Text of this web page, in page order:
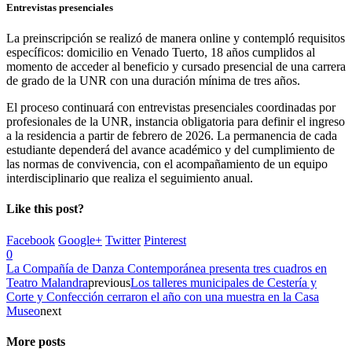
Entrevistas presenciales
La preinscripción se realizó de manera online y contempló requisitos
específicos: domicilio en Venado Tuerto, 18 años cumplidos al
momento de acceder al beneficio y cursado presencial de una carrera
de grado de la UNR con una duración mínima de tres años.
El proceso continuará con entrevistas presenciales coordinadas por
profesionales de la UNR, instancia obligatoria para definir el ingreso
a la residencia a partir de febrero de 2026. La permanencia de cada
estudiante dependerá del avance académico y del cumplimiento de
las normas de convivencia, con el acompañamiento de un equipo
interdisciplinario que realiza el seguimiento anual.
Like this post?
Facebook Google+ Twitter Pinterest
0
La Compañía de Danza Contemporánea presenta tres cuadros en
Teatro MalandrapreviousLos talleres municipales de Cestería y
Corte y Confección cerraron el año con una muestra en la Casa
Museonext
More posts